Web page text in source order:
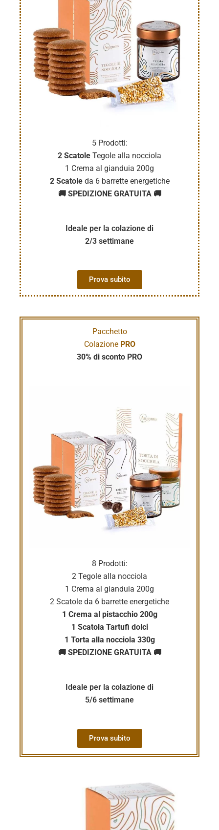
5 Prodotti:
2 Scatole Tegole alla nocciola
1 Crema al gianduia 200g
2 Scatoleda 6 barrette energetiche
🚚 SPEDIZIONE GRATUITA 🚚
Ideale per la colazione di
2/3 settimane
Prova subito
Pacchetto
Colazione PRO
30% di sconto PRO
8 Prodotti:
2 Tegole alla nocciola
1 Crema al gianduia 200g
2 Scatole da 6 barrette energetiche
1 Crema al pistacchio 200g
1 Scatola Tartufi dolci
1 Torta alla nocciola 330g
🚚 SPEDIZIONE GRATUITA 🚚
Ideale per la colazione di
5/6 settimane
Prova subito